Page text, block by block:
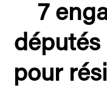
7
députés
pour